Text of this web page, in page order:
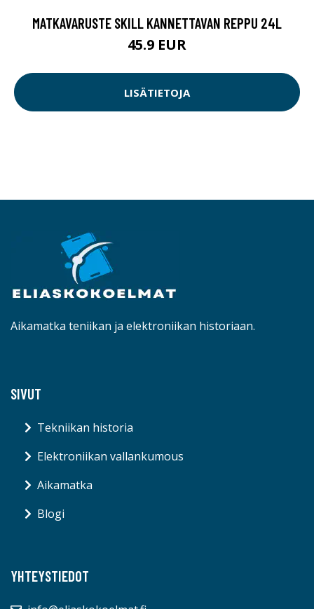
MATKAVARUSTE SKILL KANNETTAVAN REPPU 24L
45.9 EUR
LISÄTIETOJA
Aikamatka teniikan ja elektroniikan historiaan.
SIVUT
Tekniikan historia
Elektroniikan vallankumous
Aikamatka
Blogi
YHTEYSTIEDOT